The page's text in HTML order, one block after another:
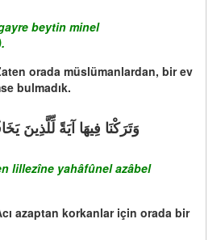
beytin minel
orada müslümanlardan, bir ev
bulmadık.
وَتَرَكْنَا فِيهَا آيَةً لِّلَّذِينَ
lillezîne yahâfûnel azâbel
azaptan korkanlar için orada bir